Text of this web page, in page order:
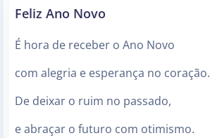
Feliz Ano Novo
É hora de receber o Ano Novo
com alegria e esperança no coração.
De deixar o ruim no passado,
e abraçar o futuro com otimismo.